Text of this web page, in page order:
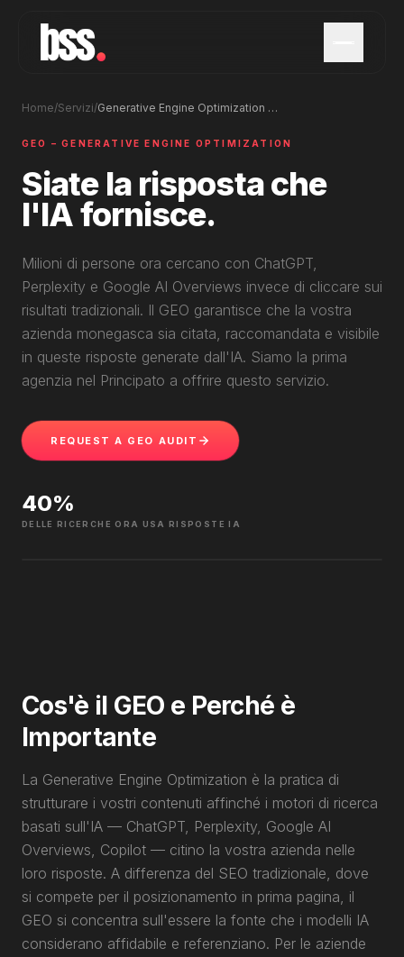
Home/Servizi/ Generative Engine Optimization (GEO) Monaco \u2013 AI Search Visibility
GEO – GENERATIVE ENGINE OPTIMIZATION
Siate la risposta che
l'IA fornisce.
Milioni di persone ora cercano con ChatGPT,
Perplexity e Google AI Overviews invece di cliccare sui
risultati tradizionali. Il GEO garantisce che la vostra
azienda monegasca sia citata, raccomandata e visibile
in queste risposte generate dall'IA. Siamo la prima
agenzia nel Principato a offrire questo servizio.
REQUEST A GEO AUDIT
40%
DELLE RICERCHE ORA USA RISPOSTE IA
Cos'è il GEO e Perché è
Importante
La Generative Engine Optimization è la pratica di
strutturare i vostri contenuti affinché i motori di ricerca
basati sull'IA — ChatGPT, Perplexity, Google AI
Overviews, Copilot — citino la vostra azienda nelle
loro risposte. A differenza del SEO tradizionale, dove
si compete per il posizionamento in prima pagina, il
GEO si concentra sull'essere la fonte che i modelli IA
considerano affidabile e referenziano. Per le aziende